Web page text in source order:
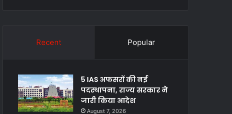
Recent Popular
5 IAS अफसरों की नई
पदस्थापना, राज्य सरकार ने
जारी किया आदेश
August 7, 2026